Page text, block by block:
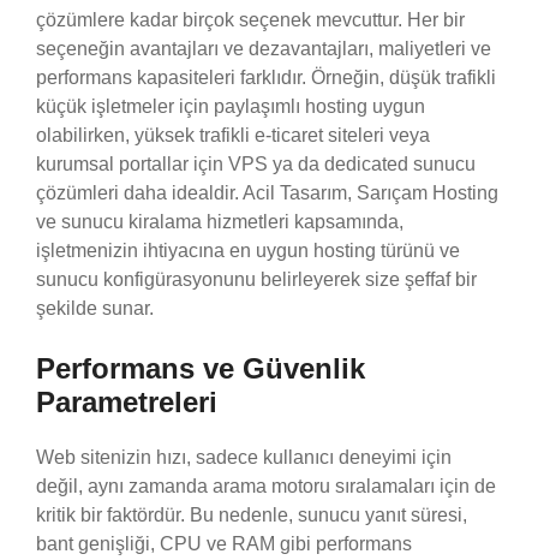
çözümlere kadar birçok seçenek mevcuttur. Her bir
seçeneğin avantajları ve dezavantajları, maliyetleri ve
performans kapasiteleri farklıdır. Örneğin, düşük trafikli
küçük işletmeler için paylaşımlı hosting uygun
olabilirken, yüksek trafikli e-ticaret siteleri veya
kurumsal portallar için VPS ya da dedicated sunucu
çözümleri daha idealdir. Acil Tasarım, Sarıçam Hosting
ve sunucu kiralama hizmetleri kapsamında,
işletmenizin ihtiyacına en uygun hosting türünü ve
sunucu konfigürasyonunu belirleyerek size şeffaf bir
şekilde sunar.
Performans ve Güvenlik
Parametreleri
Web sitenizin hızı, sadece kullanıcı deneyimi için
değil, aynı zamanda arama motoru sıralamaları için de
kritik bir faktördür. Bu nedenle, sunucu yanıt süresi,
bant genişliği, CPU ve RAM gibi performans